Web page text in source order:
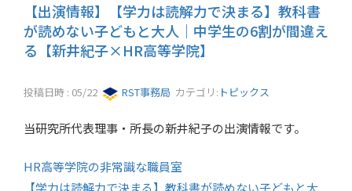
【出演情報】【学力は読解力で決まる】教科書
が読めない子どもと大人｜中学生の6割が間違え
る【新井紀子×HR高等学院】
投稿日時 : 05/22 RST事務局 カテゴリ: トピックス
当研究所代表理事・所長の新井紀子の出演情報です。
HR高等学院の非常識な職員室